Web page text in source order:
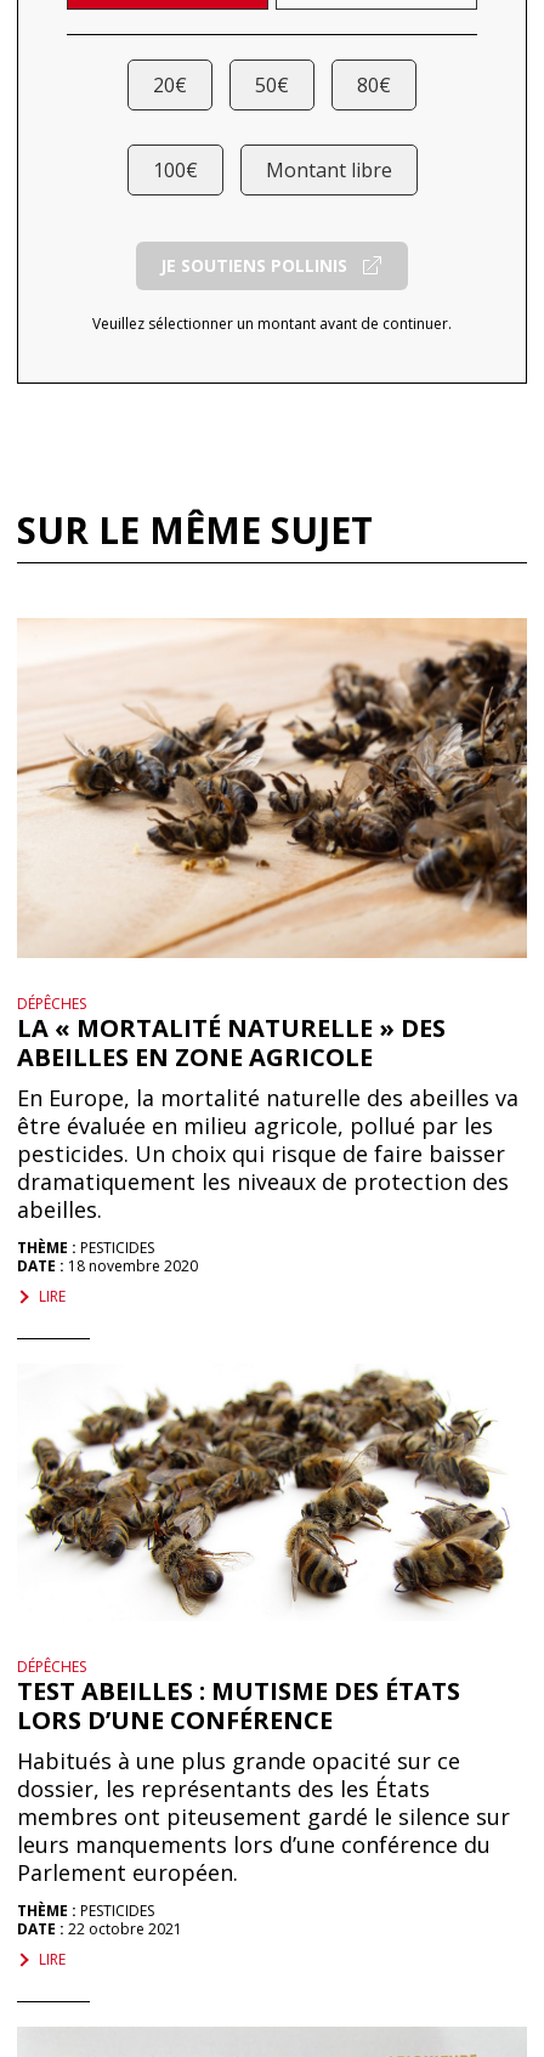
20€ 50€ 80€
100€ Montant libre
JE SOUTIENS POLLINIS
Veuillez sélectionner un montant avant de continuer.
SUR LE MÊME SUJET
DÉPÊCHES
LA « MORTALITÉ NATURELLE » DES
ABEILLES EN ZONE AGRICOLE
En Europe, la mortalité naturelle des abeilles va
être évaluée en milieu agricole, pollué par les
pesticides. Un choix qui risque de faire baisser
dramatiquement les niveaux de protection des
abeilles.
THÈME : PESTICIDES
DATE : 18 novembre 2020
LIRE
DÉPÊCHES
TEST ABEILLES : MUTISME DES ÉTATS
LORS D’UNE CONFÉRENCE
Habitués à une plus grande opacité sur ce
dossier, les représentants des les États
membres ont piteusement gardé le silence sur
leurs manquements lors d’une conférence du
Parlement européen.
THÈME : PESTICIDES
DATE : 22 octobre 2021
LIRE